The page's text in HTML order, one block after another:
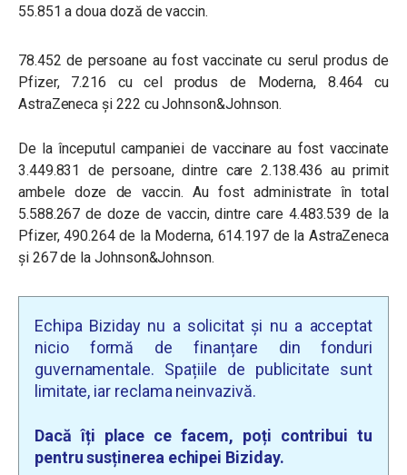
55.851 a doua doză de vaccin.
78.452 de persoane au fost vaccinate cu serul produs de
Pfizer, 7.216 cu cel produs de Moderna, 8.464 cu
AstraZeneca și 222 cu Johnson&Johnson.
De la începutul campaniei de vaccinare au fost vaccinate
3.449.831 de persoane, dintre care 2.138.436 au primit
ambele doze de vaccin. Au fost administrate în total
5.588.267 de doze de vaccin, dintre care 4.483.539 de la
Pfizer, 490.264 de la Moderna, 614.197 de la AstraZeneca
și 267 de la Johnson&Johnson.
Echipa Biziday nu a solicitat și nu a acceptat
nicio formă de finanțare din fonduri
guvernamentale. Spațiile de publicitate sunt
limitate, iar reclama neinvazivă.
Dacă îți place ce facem, poți contribui tu
pentru susținerea echipei Biziday.